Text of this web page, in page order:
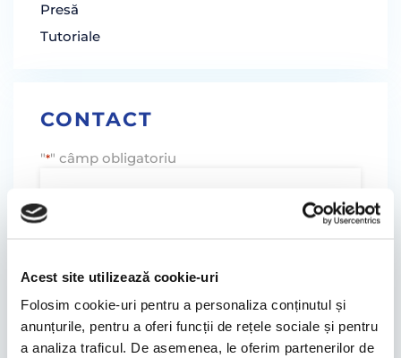
Acest site utilizează cookie-uri
Folosim cookie-uri pentru a personaliza conținutul și
anunțurile, pentru a oferi funcții de rețele sociale și pentru
a analiza traficul. De asemenea, le oferim partenerilor de
Presă
Tutoriale
CONTACT
"*" câmp obligatoriu